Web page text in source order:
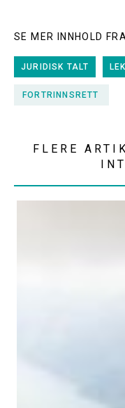
SE MER INNHOLD
JURIDISK TALT
FORTRINNSRETT
FLERE